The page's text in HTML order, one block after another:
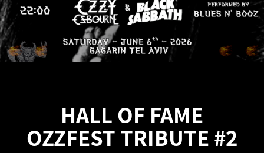
HALL OF FAME
OZZFEST TRIBUTE #2